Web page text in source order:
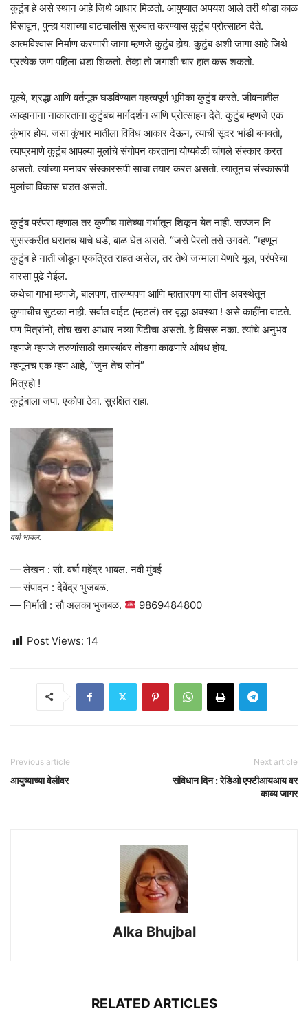
कुटुंब हे असे स्थान आहे जिथे आधार मिळतो. आयुष्यात अपयश आले तरी थोडा काळ
विसावून, पुन्हा यशाच्या वाटचालीस सुरुवात करण्यास कुटुंब प्रोत्साहन देते.
आत्मविश्वास निर्माण करणारी जागा म्हणजे कुटुंब होय. कुटुंब अशी जागा आहे जिथे
प्रत्येक जण पहिला धडा शिकतो. तेव्हा तो जगाशी चार हात करू शकतो.
मूल्ये, श्रद्धा आणि वर्तणूक घडविण्यात महत्वपूर्ण भूमिका कुटुंब करते. जीवनातील
आव्हानांना नाकारताना कुटुंबच मार्गदर्शन आणि प्रोत्साहन देते. कुटुंब म्हणजे एक
कुंभार होय. जसा कुंभार मातीला विविध आकार देऊन, त्याची सूंदर भांडी बनवतो,
त्याप्रमाणे कुटुंब आपल्या मुलांचे संगोपन करताना योग्यवेळी चांगले संस्कार करत
असतो. त्यांच्या मनावर संस्काररूपी साचा तयार करत असतो. त्यातूनच संस्कारूपी
मुलांचा विकास घडत असतो.
कुटुंब परंपरा म्हणाल तर कुणीच मातेच्या गर्भातून शिकून येत नाही. सज्जन नि
सुसंस्करीत घरातच याचे धडे, बाळ घेत असते. “जसे पेरतो तसे उगवते. “म्हणून
कुटुंब हे नाती जोडून एकत्रित राहत असेल, तर तेथे जन्माला येणारे मूल, परंपरेचा
वारसा पुढे नेईल.
कथेचा गाभा म्हणजे, बालपण, तारुण्यपण आणि म्हातारपण या तीन अवस्थेतून
कुणाचीच सुटका नाही. सर्वात वाईट (म्हटलं) तर वृद्धा अवस्था ! असे काहींना वाटते.
पण मित्रांनो, तोच खरा आधार नव्या पिढीचा असतो. हे विसरू नका. त्यांचे अनुभव
म्हणजे म्हणजे तरुणांसाठी समस्यांवर तोडगा काढणारे औषध होय.
म्हणूनच एक म्हण आहे, “जुनं तेच सोनं”
मित्रहो !
कुटुंबाला जपा. एकोपा ठेवा. सुरक्षित राहा.
वर्षा भाबल.
— लेखन : सौ. वर्षा महेंद्र भाबल. नवी मुंबई
— संपादन : देवेंद्र भुजबळ.
— निर्माती : सौ अलका भुजबळ.
9869484800
Post Views: 14
Previous article
आयुष्याच्या वेलीवर
Next article
संविधान दिन : रेडिओ एफ्टीआयआय वर
काव्य जागर
Alka Bhujbal
RELATED ARTICLES